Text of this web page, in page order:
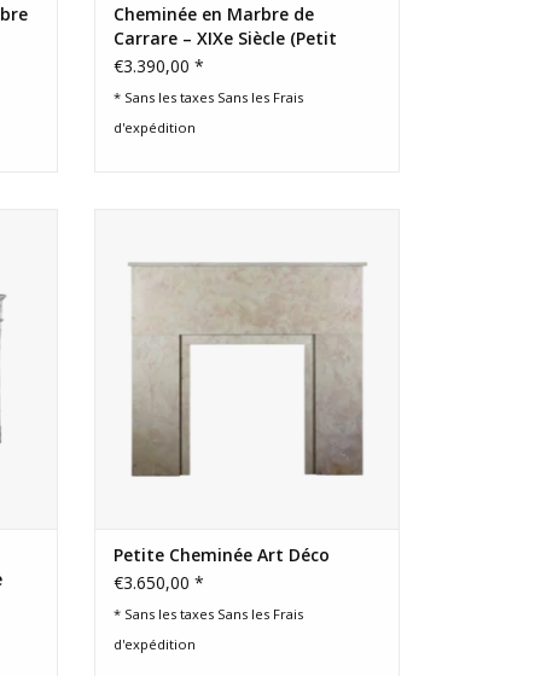
Cheminée en Marbre de
Carrare – XIXe Siècle (Petit
Modèle)
€3.390,00 *
* Sans les taxes Sans les Frais
d'expédition
intemporelle.
AJOUTER AU PANIER
Petite Cheminée Art Déco
€3.650,00 *
* Sans les taxes Sans les Frais
d'expédition